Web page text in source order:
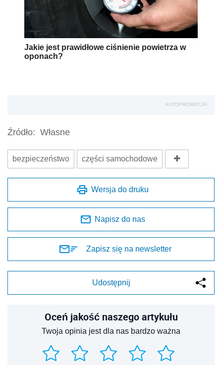
Jakie jest prawidłowe ciśnienie powietrza w
oponach?
AUTOPROMOCJA
Źródło: Własne
bezpieczeństwo części samochodowe
Wersja do druku
Napisz do nas
Zapisz się na newsletter
Udostępnij
Oceń jakość naszego artykułu
Twoja opinia jest dla nas bardzo ważna